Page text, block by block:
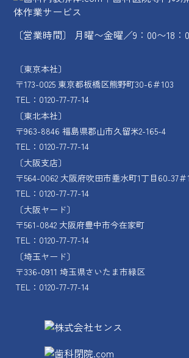
〔営業時間〕 月曜〜金曜／9：00〜18：
〔東京本社〕
〒173-0025 東京都板橋区熊野町30-6＃103
TEL：0120-77-77-14
〔東北本社〕
〒963-8846 福島県郡山市久留米2-165-4
TEL：0120-77-77-14
〔大阪支店〕
〒564-0062 大阪府吹田市垂水町1丁目60₋37＃
TEL：0120-77-77-14
〔大阪ヤード〕
〒561-0842 大阪府豊中市今在家町
TEL：0120-77-77-14
〔埼玉ヤード〕
〒336-0911 埼玉県さいたま市緑区
TEL：0120-77-77-14